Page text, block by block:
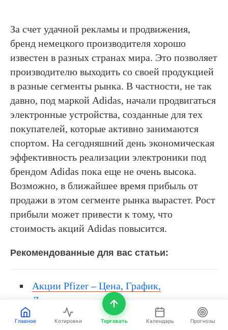
За счет удачной рекламы и продвижения,
бренд немецкого производителя хорошо
известен в разных странах мира. Это позволяет
производителю выходить со своей продукцией
в разные сегменты рынка. В частности, не так
давно, под маркой Adidas, начали продвигаться
электронные устройства, созданные для тех
покупателей, которые активно занимаются
спортом. На сегодняшний день экономическая
эффективность реализации электроники под
брендом Adidas пока еще не очень высока.
Возможно, в ближайшее время прибыль от
продажи в этом сегменте рынка вырастет. Рост
прибыли может привести к тому, что
стоимость акций Adidas повысится.
Рекомендованные для вас статьи:
Акции Pfizer – Цена, График,
Дивиденды, и как покупать
Как купить акции Nike и получать
Главное Котировки Торговать Календарь Прогнозы